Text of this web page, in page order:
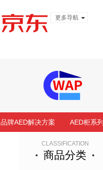
更多导航
品牌AED解决方案 AED柜系列
CLASSIFICATION
商品分类